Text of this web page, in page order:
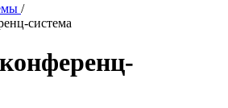
/
система